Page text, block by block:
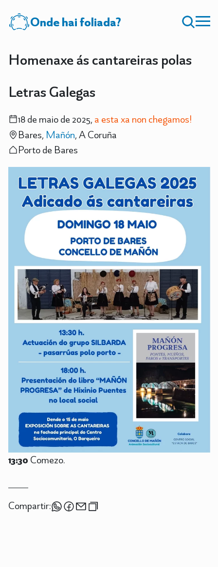
Onde hai foliada?
Homenaxe ás cantareiras polas
Letras Galegas
18 de maio de 2025, a esta xa non chegamos!
Bares, Mañón, A Coruña
Porto de Bares
13:30 Comezo.
Compartir: